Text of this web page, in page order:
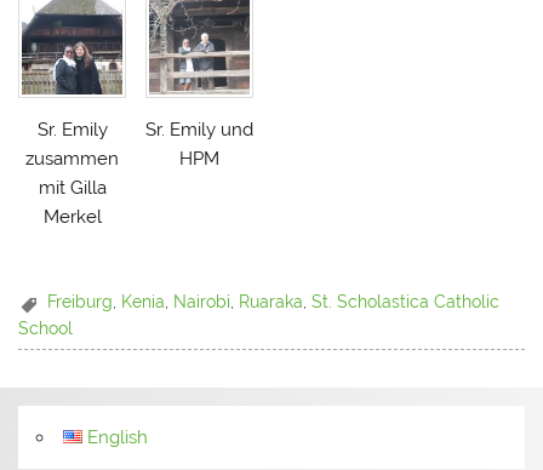
Sr. Emily
zusammen
mit Gilla
Merkel
Sr. Emily und
HPM
Freiburg Kenia Nairobi Ruaraka ,St. Scholastica Catholic
School
English